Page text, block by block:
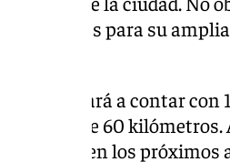
inicien obras para su
pasará a contar
un total de 60
sino que en los